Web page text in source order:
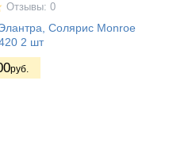
Отзывы: 0
Солярис Monroe
2 шт
руб.